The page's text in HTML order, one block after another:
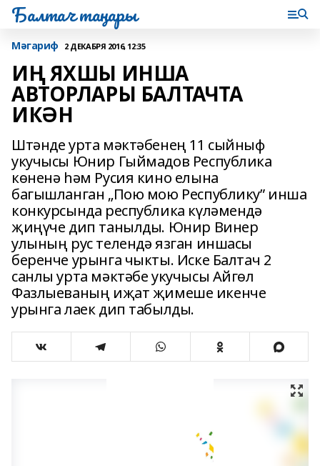
Балтач таңнары
Мәгариф 2 ДЕКАБРЯ 2016, 12:35
ИҢ ЯХШЫ ИНША
АВТОРЛАРЫ БАЛТАЧТА
ИКӘН
Штәнде урта мәктәбенең 11 сыйныф
укучысы Юнир Гыймадов Республика
көненә һәм Русия кино елына
багышланган „Пою мою Республику” инша
конкурсында республика күләмендә
җиңүче дип танылды. Юнир Винер
улының рус телендә язган иншасы
беренче урынга чыкты. Иске Балтач 2
санлы урта мәктәбе укучысы Айгөл
Фазлыеваның иҗат җимеше икенче
урынга лаек дип табылды.